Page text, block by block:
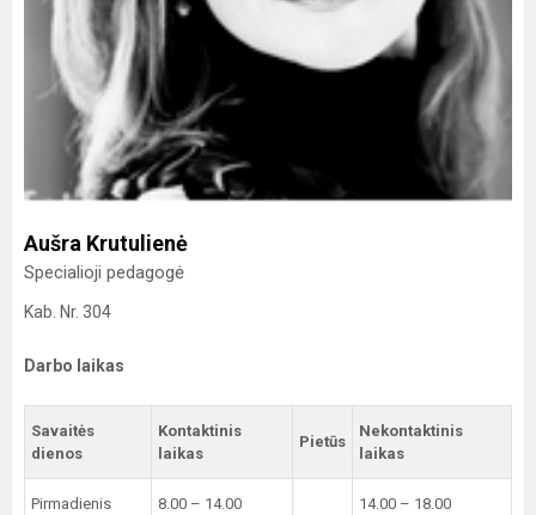
Aušra Krutulienė
Specialioji pedagogė
Kab. Nr. 304
Darbo laikas
Savaitės
dienos
Kontaktinis
laikas
Pietūs
Nekontaktinis
laikas
Pirmadienis 8.00 – 14.00 14.00 – 18.00